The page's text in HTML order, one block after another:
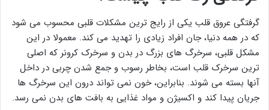
گرفتگی عروق قلب یکی از رایج ترین مشکلات قلبی محسوب می شود
که در همه دنیا، جان افراد زیادی را تهدید می کند. معمولا در این
مشکل قلبی، سرخرگ های بزرگ در بدن و سرخرک کرونر که اصلی
ترین سرخرک قلب است، بخاطر رسوب و جمع شدن چربی در داخل
آنها بسته می شوند. بنابراین، خون نمی تواند درون این سرخرگ ها
جریان پیدا کند و اکسیژن و مواد غذایی به بافت های بدن نمی رسد.